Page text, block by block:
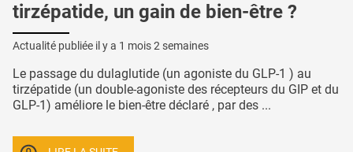
tirzépatide, un gain de bien-être ?
Actualité publiée il y a 1 mois 2 semaines
Le passage du dulaglutide (un agoniste du GLP-1 ) au
tirzépatide (un double-agoniste des récepteurs du GIP et du
GLP-1) améliore le bien-être déclaré , par des ...